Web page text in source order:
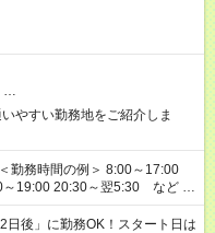
…
やすい勤務地をご紹介しま
19:00 20:30～翌5:30 など ★
のみ、残業なし、交替制など
後」に勤務OK！スタート日は